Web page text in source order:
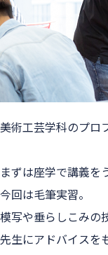
美術工芸学科のプロ
まずは座学で講義を
今回は毛筆実習。
模写や垂らしこみの
先生にアドバイスを